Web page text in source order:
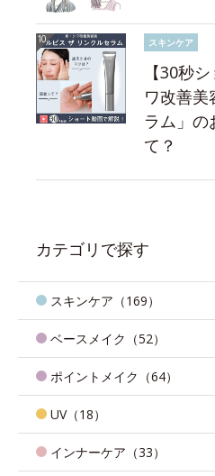
スキンケア
【30秒
ワ改善美
ラム」の
て？
カテゴリで探す
スキンケア（169）
ベースメイク（52）
ポイントメイク（64）
UV（18）
インナーケア（33）